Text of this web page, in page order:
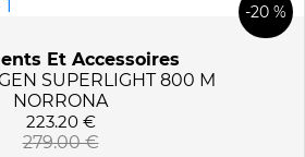
-20 %
Et Accessoires
SUPERLIGHT 800 M
NORRONA
223.20 €
279.00 €